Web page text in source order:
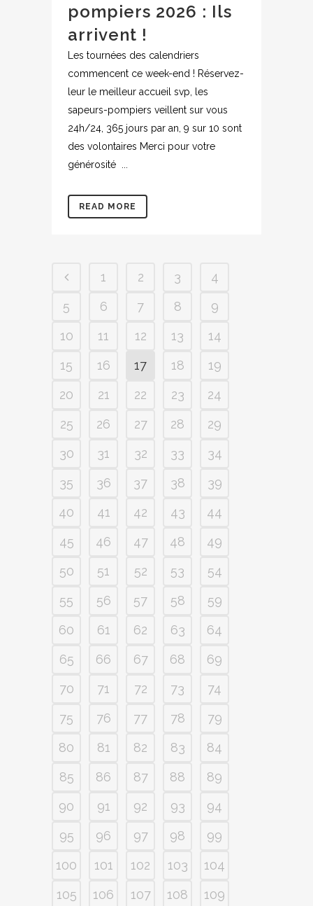
pompiers 2026 : Ils
arrivent !
Les tournées des calendriers
commencent ce week-end ! Réservez-
leur le meilleur accueil svp, les
sapeurs-pompiers veillent sur vous
24h/24, 365 jours par an, 9 sur 10 sont
des volontaires Merci pour votre
générosité ...
READ MORE
1 2 3
4
5
6 7 8
9
10
11 12 13
14
15
16 17 18
19
20
21 22 23
24
25
26 27 28
29
30
31 32 33
34
35
36 37 38
39
40
41 42 43
44
45
46 47 48
49
50
51 52 53
54
55
56 57 58
59
60
61 62 63
64
65
66 67 68
69
70
71 72 73
74
75
76 77 78
79
80
81 82 83
84
85
86 87 88
89
90
91 92 93
94
95
96 97 98
99
100
101 102 103
104
105
106 107 108
109